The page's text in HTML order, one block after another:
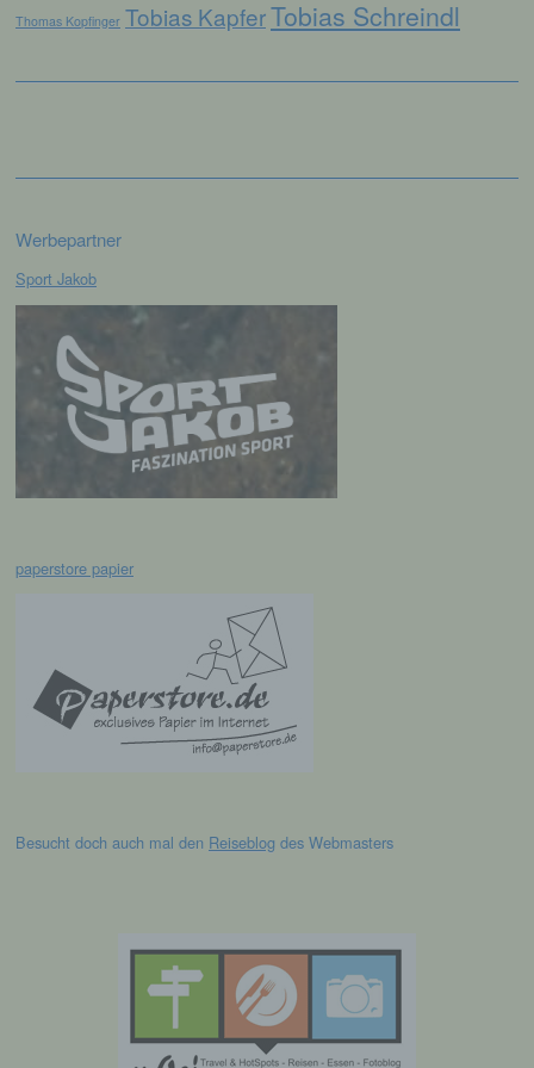
Thomas Kopfinger Tobias KapferTobias Schreindl
Werbepartner
Sport Jakob
paperstore papier
Besucht doch auch mal den Reiseblog des Webmasters
werden, um bestimmte persönliche Aspekte,
bezüglich Arbeitsleistung, wirtschaftlicher
Aufenthaltsort oder Ortswechsel dieser
f) Pseudonymisierung
Informationen nicht mehr einer spezifischen
können, sofern diese zusätzlichen
Informationen gesondert aufbewahrt werden
und technischen und organisatorischen
Maßnahmen unterliegen, die gewährleisten,
dass die personenbezogenen Daten nicht
einer identifizierten oder identifizierbaren
natürlichen Person zugewiesen werden.
Verarbeitung Verantwortlicher
oder andere Stelle, die allein oder
gemeinsam mit anderen über die Zwecke
und Mittel der Verarbeitung von
personenbezogenen Daten entscheidet.
Sind die Zwecke und Mittel dieser